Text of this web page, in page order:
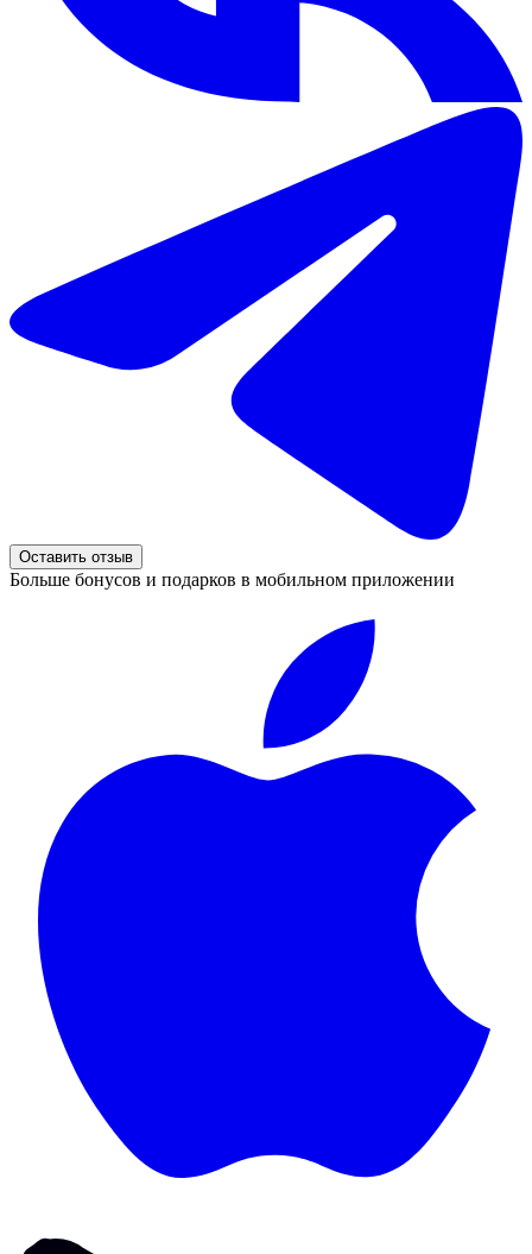
Оставить отзыв
Больше бонусов и подарков в мобильном приложении